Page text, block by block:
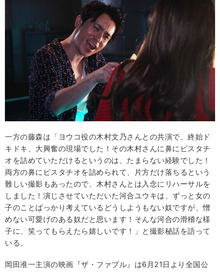
一方の藤森は「ヨウコ役の木村文乃さんとの共演で、終始ド
キドキ、大興奮の現場でした！その木村さんに鼻にピスタチ
オを詰めていただけるというのは、たまらない経験でした！
両方の鼻にピスタチオを詰められて、片方だけ落ちるという
難しい撮影もあったので、木村さんとは入念にリハーサルを
しました！演じさせていただいた河合ユウキは、ずっと女の
子のことばっかり考えているどうしようもない奴ですが、憎
めない可愛げのある奴だと思います！そんな河合の滑稽な様
子に、笑ってもらえたら嬉しいです！」と撮影秘話を語って
いる。
岡田准一主演の映画『ザ・ファブル』は6月21日より全国公